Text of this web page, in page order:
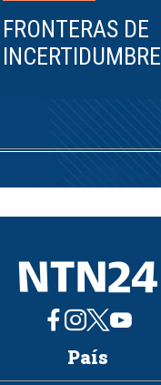
FRONTERAS DE
INCERTIDUMBRE
País